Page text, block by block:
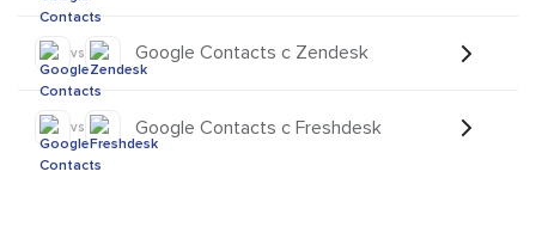
vs Google Contacts с Zendesk
vs Google Contacts с Freshdesk